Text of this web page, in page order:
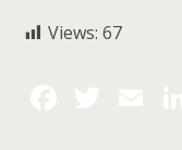
Views: 67